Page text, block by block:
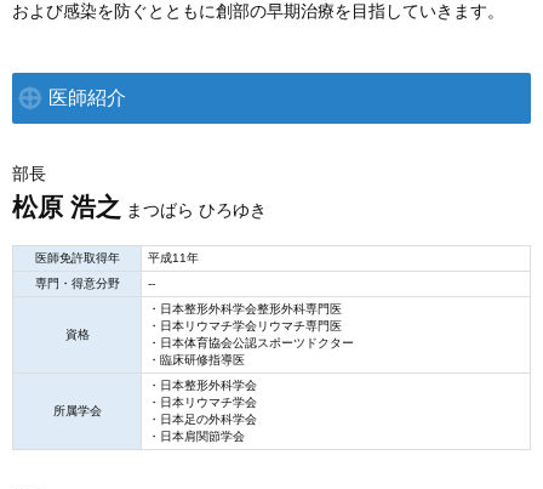
および感染を防ぐとともに創部の早期治療を目指していきます。
医師紹介
部長
松原 浩之 まつばら ひろゆき
医師免許取得年
平成11年
専門・得意分野
--
資格
・日本整形外科学会整形外科専門医
・日本リウマチ学会リウマチ専門医
・日本体育協会公認スポーツドクター
・臨床研修指導医
所属学会
・日本整形外科学会
・日本リウマチ学会
・日本足の外科学会
・日本肩関節学会